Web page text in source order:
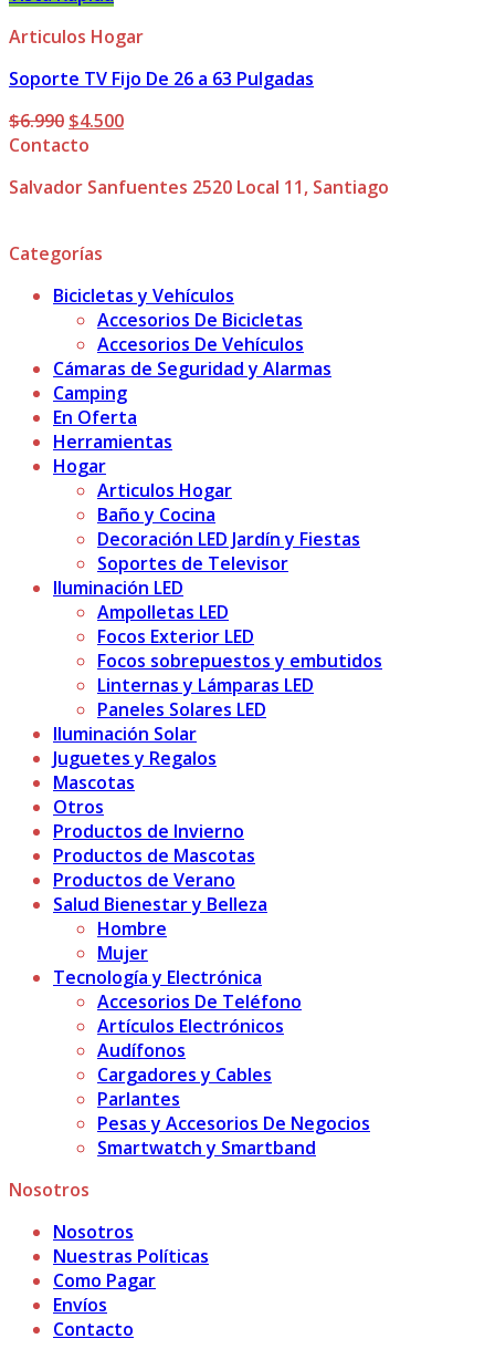
Articulos Hogar
Soporte TV Fijo De 26 a 63 Pulgadas
$6.990 El
precio
era:
$4.500El
es:
Contacto
Salvador Sanfuentes 2520 Local 11, Santiago
Categorías
Bicicletas y Vehículos
Accesorios De Bicicletas
Accesorios De Vehículos
Cámaras de Seguridad y Alarmas
Camping
En Oferta
Herramientas
Hogar
Articulos Hogar
Baño y Cocina
Decoración LED Jardín y Fiestas
Soportes de Televisor
Iluminación LED
Ampolletas LED
Focos Exterior LED
Focos sobrepuestos y embutidos
Linternas y Lámparas LED
Paneles Solares LED
Iluminación Solar
Juguetes y Regalos
Mascotas
Otros
Productos de Invierno
Productos de Mascotas
Productos de Verano
Salud Bienestar y Belleza
Hombre
Mujer
Tecnología y Electrónica
Accesorios De Teléfono
Artículos Electrónicos
Audífonos
Cargadores y Cables
Parlantes
Pesas y Accesorios De Negocios
Smartwatch y Smartband
Nosotros
Nosotros
Nuestras Políticas
Como Pagar
Envíos
Contacto